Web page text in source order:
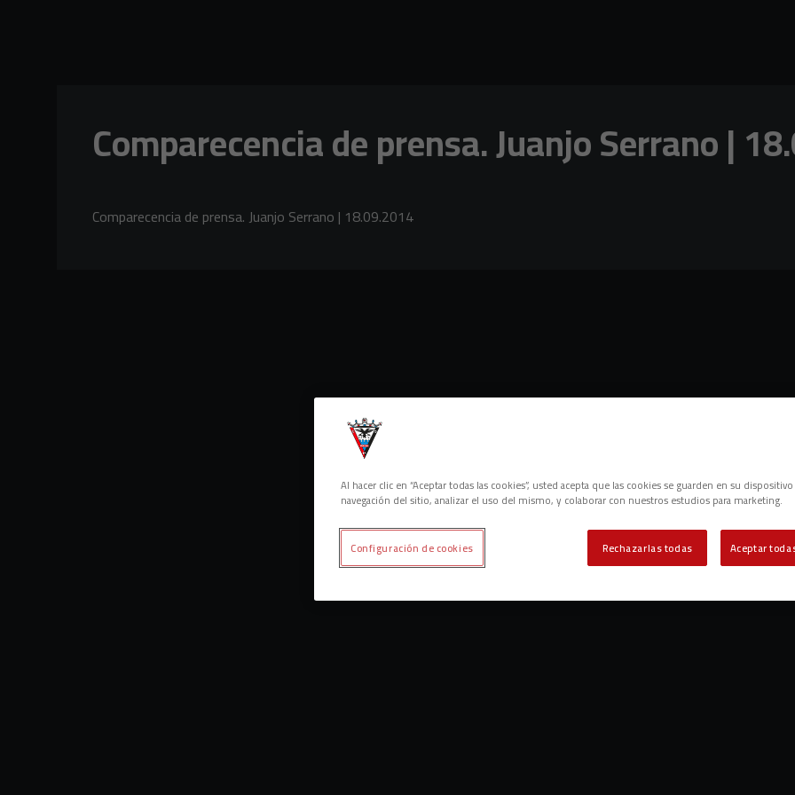
Comparecencia de prensa. Juanjo Serrano |
Comparecencia de prensa. Juanjo Serrano | 18.09.2014
Al hacer clic en “Aceptar todas las cookies”, usted acepta que las cookies se guarden en su
navegación del sitio, analizar el uso del mismo, y colaborar con nuestros estudios para marketing.
Rechazarlas todas Aceptar
Configuración de cookies